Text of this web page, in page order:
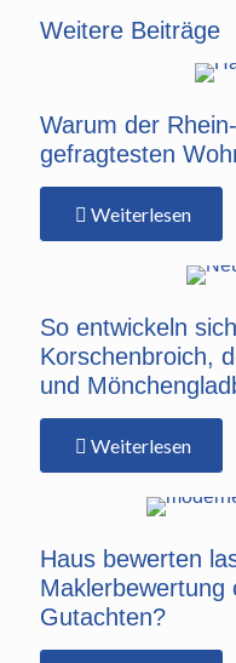
Weitere Beiträge
Warum der
gefragtesten
Weiterlesen
So entwickeln
Korschenbroich,
und
Weiterlesen
Haus bewerten
Maklerbewertung
Gutachten?